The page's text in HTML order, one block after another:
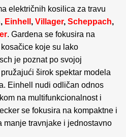
električnih kosilica za travu
, Einhell , Villager, Scheppach,
. Gardena se fokusira na
koje su lako
je poznat po svojoj
širok spektar modela
Einhell nudi odličan odnos
na multifunkcionalnost i
se fokusira na kompaktne i
manje travnjake i jednostavno